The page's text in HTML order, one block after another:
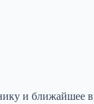
и ближайшее